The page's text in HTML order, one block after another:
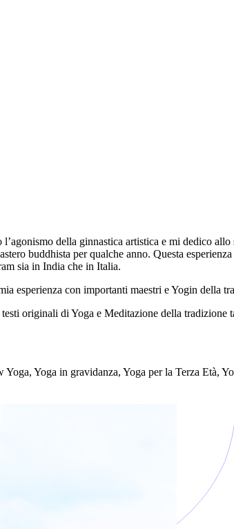
della ginnastica artistica e mi dedico
buddhista per qualche anno. Questa
sia in India che in Italia.
esperienza con importanti maestri e Yogin della
originali di Yoga e Meditazione della tradizione
Yoga in gravidanza, Yoga per la Terza Età,